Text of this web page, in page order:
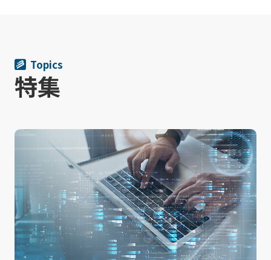
Topics
特集